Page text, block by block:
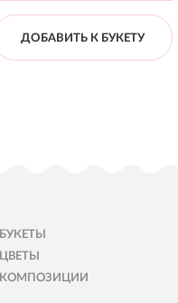
ДОБАВИТЬ К БУКЕТУ
БУКЕТЫ
ЦВЕТЫ
КОМПОЗИЦИИ